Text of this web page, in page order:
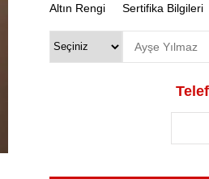
Altın Rengi Sertifika Bilgileri